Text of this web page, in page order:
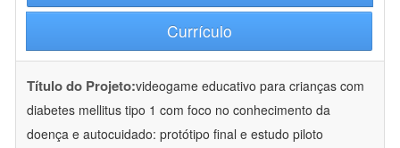
Currículo
Título do Projeto:videogame educativo para crianças com
diabetes mellitus tipo 1 com foco no conhecimento da
doença e autocuidado: protótipo final e estudo piloto